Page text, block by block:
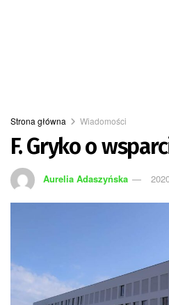
Strona główna Wiadomości
F. Gryko o
Aurelia Adaszyńska